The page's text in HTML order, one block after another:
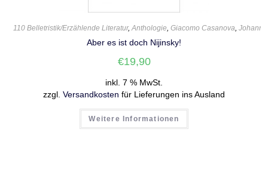
110 Belletristik/Erzählende Literatur,Anthologie,Giacomo Casanova,Johann
Aber es ist doch Nijinsky!
€19,90
inkl. 7 % MwSt.
zzgl. Versandkosten für Lieferungen ins Ausland
Weitere Informationen